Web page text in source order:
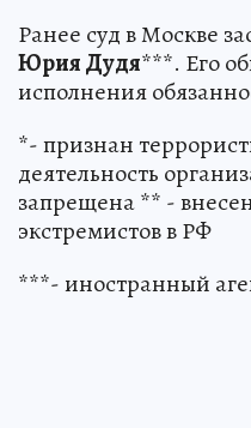
Ранее суд в Москве
Юрия Дудя***. Его
исполнения
*- признан
деятельность
запрещена ** -
экстремистов в РФ
***- иностранный